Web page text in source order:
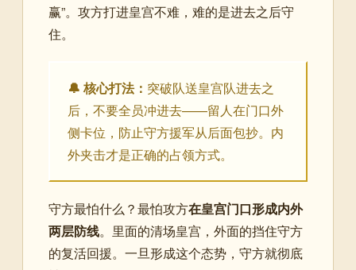
赢”。攻方打进皇宫不难，难的是进去之后守
住。
🔔 核心打法： 突破队送皇宫队进去之
后，不要全员冲进去——留人在门口外
侧卡位，防止守方援军从后面包抄。内
外夹击才是正确的占领方式。
守方最怕什么？最怕攻方在皇宫门口形成内外
两层防线。里面的清场皇宫，外面的挡住守方
的复活回援。一旦形成这个态势，守方就彻底